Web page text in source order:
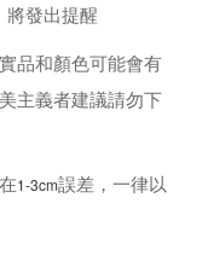
將發出提醒
品和顏色可能會有
主義者建議請勿下
1-3cm誤差，一律以